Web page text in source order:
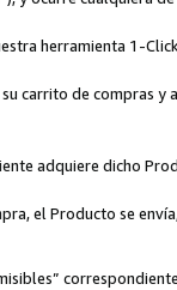
herramienta 1-
carrito de compras
adquiere dicho
el Producto se